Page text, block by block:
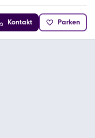
Kontakt Parken